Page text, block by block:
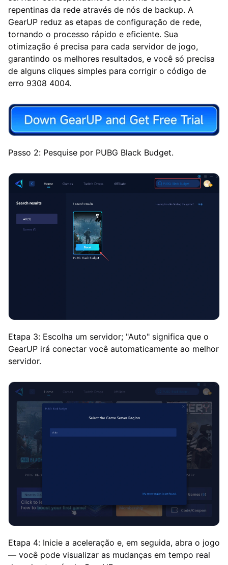
repentinas da rede através de nós de backup. A
GearUP reduz as etapas de configuração de rede,
tornando o processo rápido e eficiente. Sua
otimização é precisa para cada servidor de jogo,
garantindo os melhores resultados, e você só precisa
de alguns cliques simples para corrigir o código de
erro 9308 4004.
Passo 2: Pesquise por PUBG Black Budget.
Etapa 3: Escolha um servidor; "Auto" significa que o
GearUP irá conectar você automaticamente ao melhor
servidor.
Etapa 4: Inicie a aceleração e, em seguida, abra o jogo
— você pode visualizar as mudanças em tempo real